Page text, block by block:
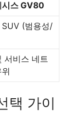
시스 GV80
SUV (범용성/
서비스 네트
택 가이